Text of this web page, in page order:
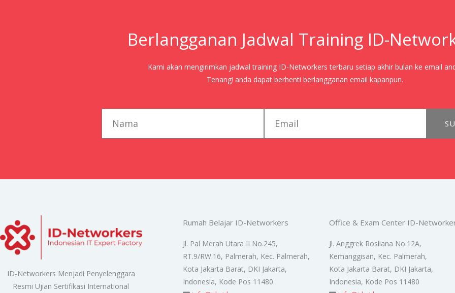
Berlangganan Jadwal Training ID-
Kami akan mengirimkan jadwal training ID-Networkers terbaru setiap akhir bulan ke email
Tenang! anda dapat berhenti berlangganan email kapanpun.
ID-Networkers Menjadi Penyelenggara
Resmi Ujian Sertifikasi International
Rumah Belajar ID-Networkers
Jl. Pal Merah Utara II No.245,
RT.9/RW.16, Palmerah, Kec. Palmerah,
Kota Jakarta Barat, DKI Jakarta,
Indonesia, Kode Pos 11480
Office & Exam Center ID-
Jl. Anggrek Rosliana No.12A,
Kemanggisan, Kec. Palmerah,
Kota Jakarta Barat, DKI Jakarta,
Indonesia, Kode Pos 11480